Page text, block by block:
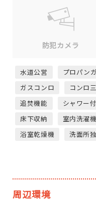
防犯カメラ
水道公営 プロパン
ガスコンロ
コンロ
追焚機能
シャワー
床下収納
室内洗濯
浴室乾燥機
洗面所
周辺環境